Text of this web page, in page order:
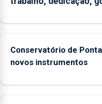
Conservatório de
novos instrumentos